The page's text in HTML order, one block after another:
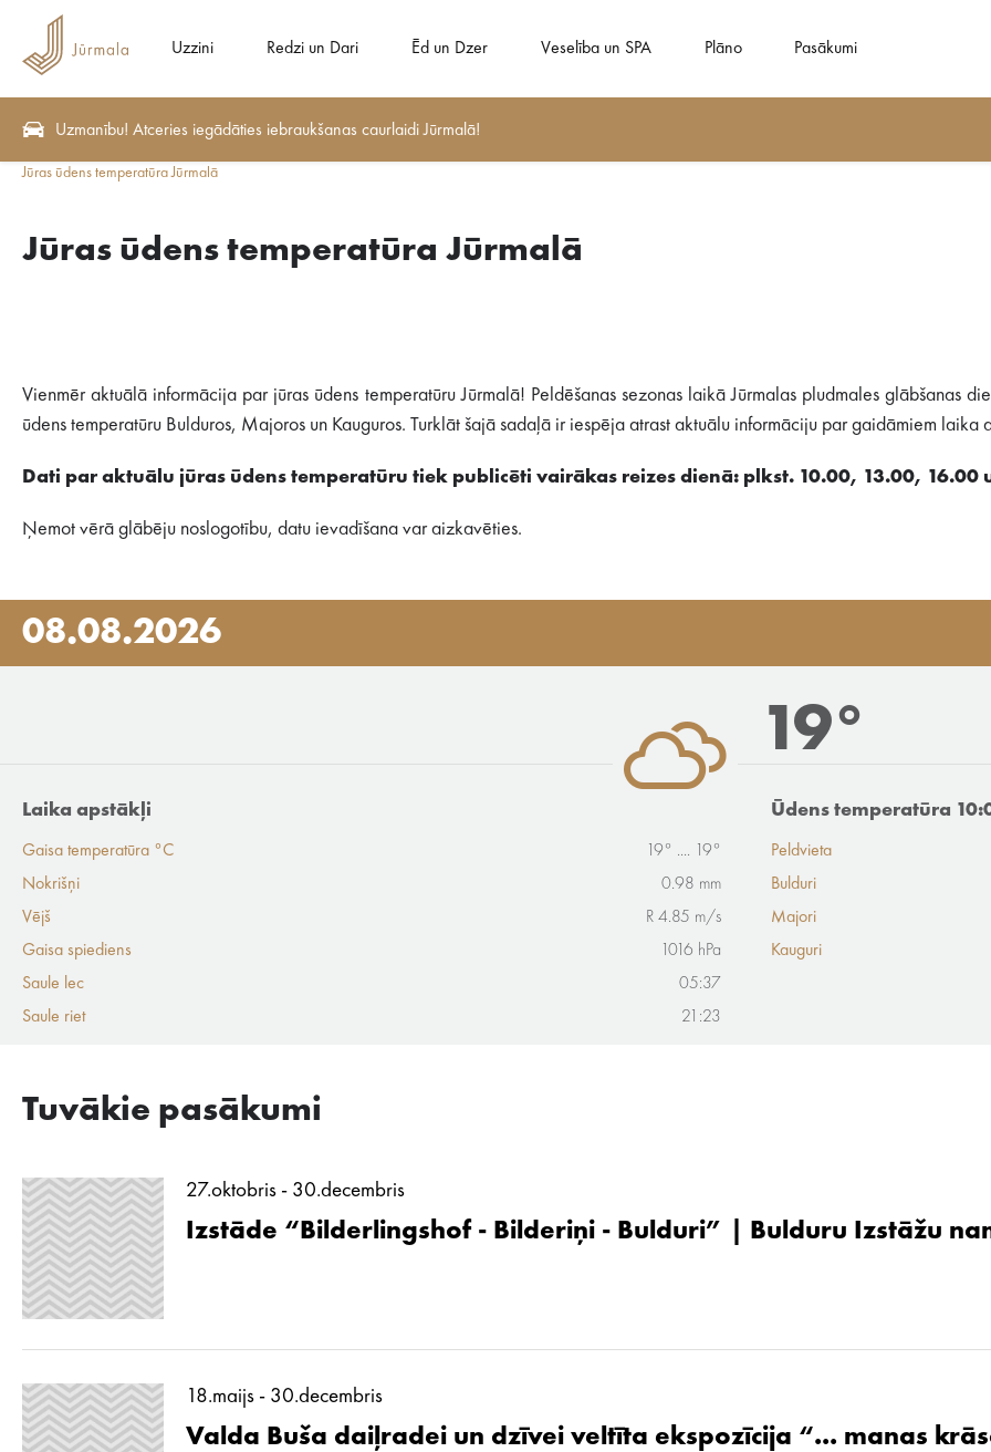
Uzzini Redzi un Dari Ēd un Dzer Veselība un SPA Plāno Pasākumi
Uzmanību! Atceries iegādāties iebraukšanas caurlaidi Jūrmalā!
Jūras ūdens temperatūra Jūrmalā
Jūras ūdens temperatūra Jūrmalā
Vienmēr aktuālā informācija par jūras ūdens temperatūru Jūrmalā! Peldēšanas sezonas laikā Jūrmalas pludmales glābšanas
ūdens temperatūru Bulduros, Majoros un Kauguros. Turklāt šajā sadaļā ir iespēja atrast aktuālu informāciju par gaidāmiem
Dati par aktuālu jūras ūdens temperatūru tiek publicēti vairākas reizes dienā: plkst. 10.00, 13.00, 16.00
Ņemot vērā glābēju noslogotību, datu ievadīšana var aizkavēties.
08.08.2026
19°
Laika apstākļi
Gaisa temperatūra °C
19° .... 19°
Nokrišņi
0.98 mm
Vējš
R 4.85 m/s
Gaisa spiediens
1016 hPa
Saule lec
05:37
Saule riet
21:23
Ūdens temperatūra
Peldvieta
Bulduri
Majori
Kauguri
Tuvākie pasākumi
27.oktobris - 30.decembris
Izstāde “Bilderlingshof - Bilderiņi - Bulduri” | Bulduru Izstāžu
18.maijs - 30.decembris
Valda Buša daiļradei un dzīvei veltīta ekspozīcija “... manas